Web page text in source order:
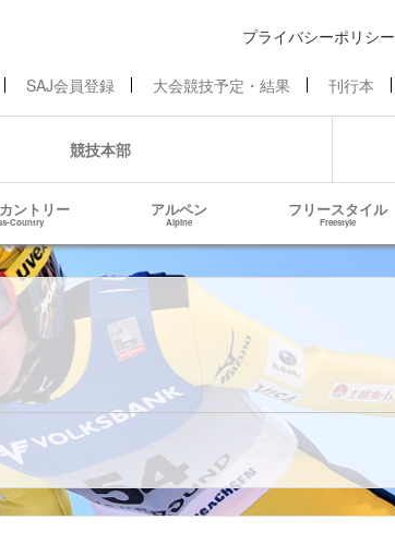
プライバシーポリシー
SAJ会員登録 大会競技予定・結果 刊行本
競技本部
ントリー
Country
アルペン
Alpine
フリースタイル
Freestyle